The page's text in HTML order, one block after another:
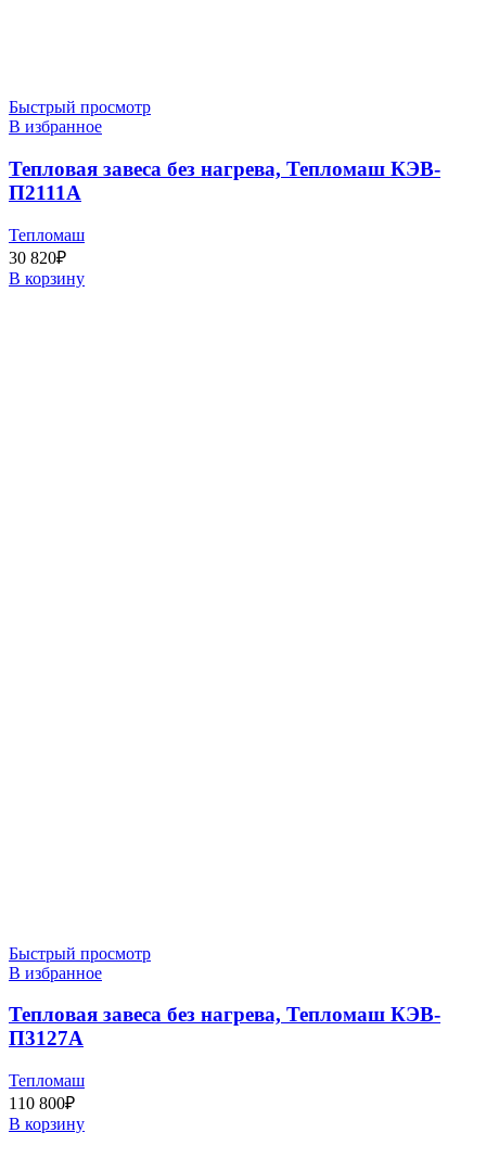
Быстрый просмотр
В избранное
Тепловая завеса без нагрева, Тепломаш КЭВ-
П2111А
Тепломаш
30 820₽
В корзину
Быстрый просмотр
В избранное
Тепловая завеса без нагрева, Тепломаш КЭВ-
П3127A
Тепломаш
110 800₽
В корзину